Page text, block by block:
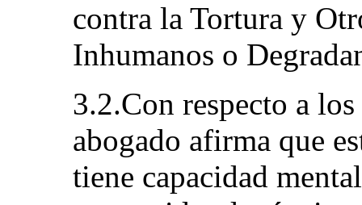
contra la Tortura y
Inhumanos o
3.2.Con respecto a
abogado afirma que
tiene capacidad